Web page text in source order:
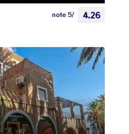
note 5/ 4.26